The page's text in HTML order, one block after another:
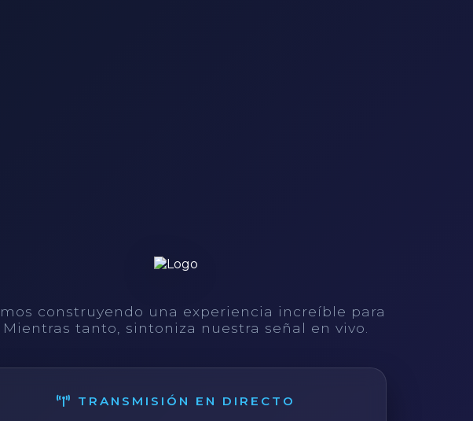
construyendo una experiencia increíble para
tanto, sintoniza nuestra señal en vivo.
TRANSMISIÓN EN DIRECTO